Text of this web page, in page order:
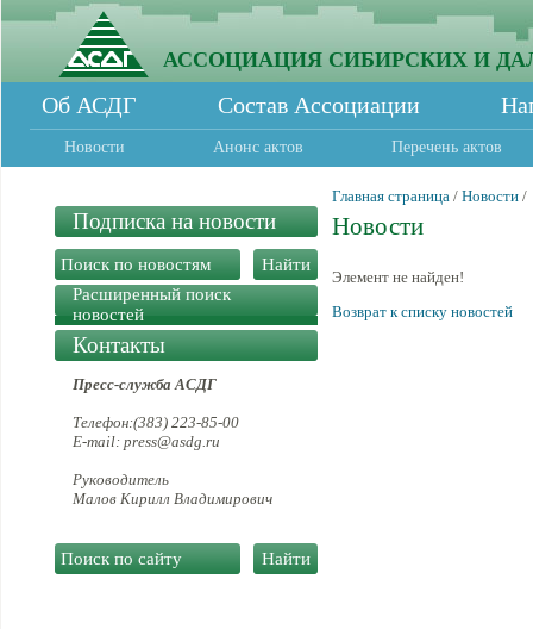
АССОЦИАЦИЯ СИБИРСКИХ И
Об АСДГ Состав Ассоциации
Новости Анонс актов Перечень актов
Подписка на новости
Расширенный поиск
новостей
Контакты
Пресс-служба АСДГ
Телефон:(383) 223-85-00
E-mail: press@asdg.ru
Руководитель
Малов Кирилл Владимирович
Главная страница / Новости /
Новости
Элемент не найден!
Возврат к списку новостей